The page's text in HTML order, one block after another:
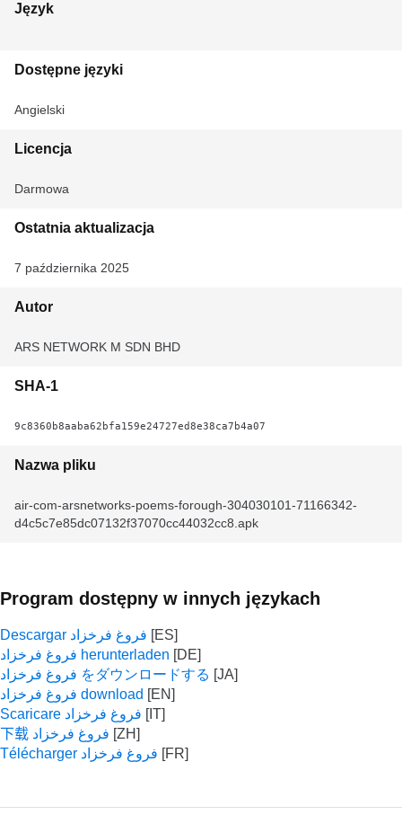
Język
Dostępne języki
Angielski
Licencja
Darmowa
Ostatnia aktualizacja
7 października 2025
Autor
ARS NETWORK M SDN BHD
SHA-1
9c8360b8aaba62bfa159e24727ed8e38ca7b4a07
Nazwa pliku
air-com-arsnetworks-poems-forough-304030101-71166342-
d4c5c7e85dc07132f37070cc44032cc8.apk
Program dostępny w innych językach
Descargar فروغ فرخزاد
فروغ فرخزاد herunterladen
فروغ فرخزاد をダウンロードする
فروغ فرخزاد download
Scaricare فروغ فرخزاد
下载 فروغ فرخزاد
Télécharger فروغ فرخزاد